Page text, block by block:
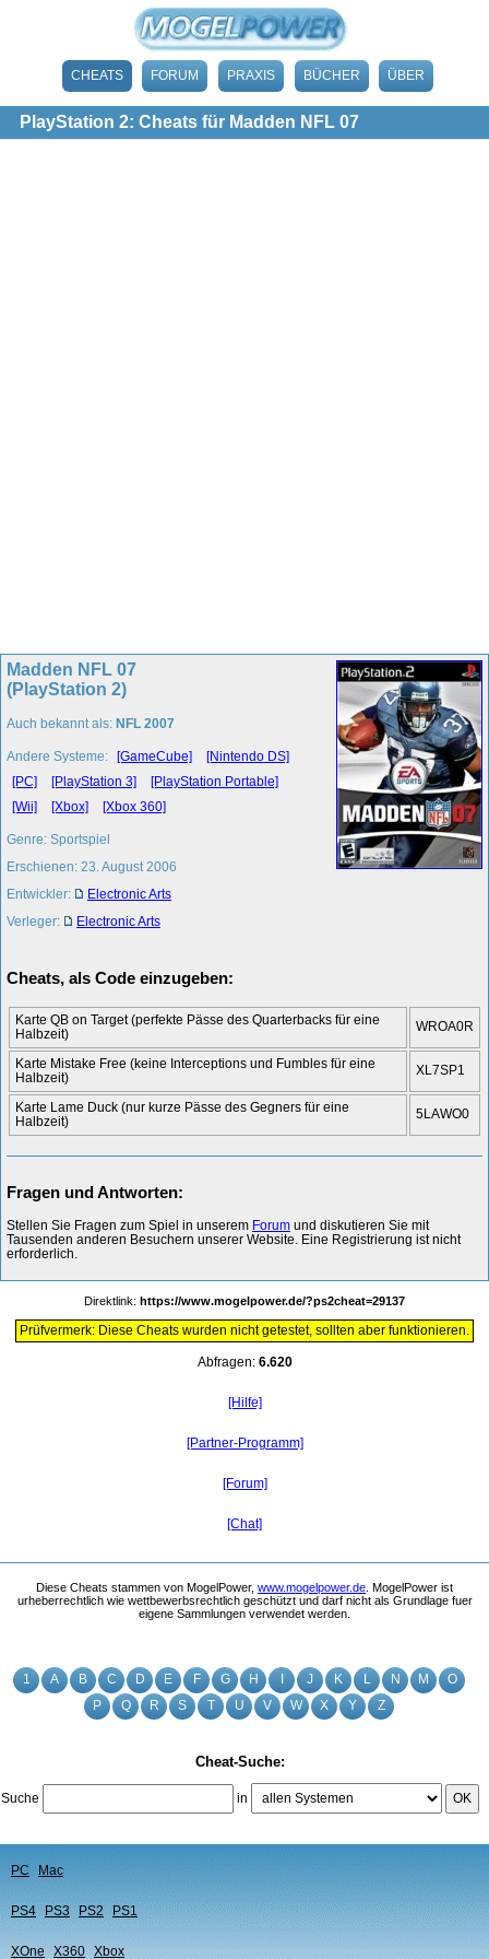
CHEATS FORUM PRAXIS BÜCHER ÜBER
PlayStation 2: Cheats für Madden NFL 07
1 A B C D E F G H J K L N M
O
P
Q R S T U V W X Y Z
Cheat-Suche:
Suche in OK
PC Mac
PS4 PS3 PS2 PS1
XOne X360 Xbox
Madden NFL 07
(PlayStation 2)
Auch bekannt als: NFL 2007
Andere Systeme: [GameCube]
[Nintendo DS]
[PC]
[PlayStation 3]
[PlayStation Portable]
[Wii]
[Xbox] [Xbox 360]
Genre: Sportspiel
Erschienen: 23. August 2006
Entwickler:
Electronic Arts
Verleger:
Electronic Arts
Cheats, als Code einzugeben:
Karte QB on Target (perfekte Pässe des Quarterbacks für eine
Halbzeit)
WROA0R
Karte Mistake Free (keine Interceptions und Fumbles für eine
Halbzeit)
XL7SP1
Karte Lame Duck (nur kurze Pässe des Gegners für eine
Halbzeit)
5LAWO0
Fragen und Antworten:
Stellen Sie Fragen zum Spiel in unserem Forum und diskutieren Sie mit
Tausenden anderen Besuchern unserer Website. Eine Registrierung ist nicht
erforderlich.
Direktlink: https://www.mogelpower.de/?ps2cheat=29137
Prüfvermerk: Diese Cheats wurden nicht getestet, sollten aber funktionieren.
Abfragen: 6.620
[Hilfe]
[Partner-Programm]
[Forum]
[Chat]
Diese Cheats stammen von MogelPower, www.mogelpower.de . MogelPower ist
urheberrechtlich wie wettbewerbsrechtlich geschützt und darf nicht als Grundlage fuer
eigene Sammlungen verwendet werden.